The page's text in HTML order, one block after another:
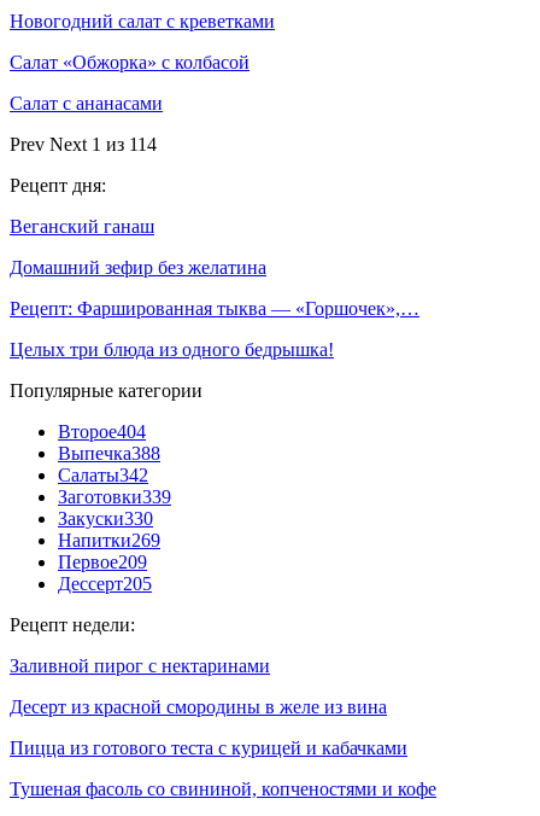
Новогодний салат с креветками
Салат «Обжорка» с колбасой
Салат с ананасами
Prev Next 1 из 114
Рецепт дня:
Веганский ганаш
Домашний зефир без желатина
Рецепт: Фаршированная тыква — «Горшочек»,…
Целых три блюда из одного бедрышка!
Популярные категории
Второе404
Выпечка388
Салаты342
Заготовки339
Закуски330
Напитки269
Первое209
Дессерт205
Рецепт недели:
Заливной пирог с нектаринами
Десерт из красной смородины в желе из вина
Пицца из готового теста с курицей и кабачками
Тушеная фасоль со свининой, копченостями и кофе